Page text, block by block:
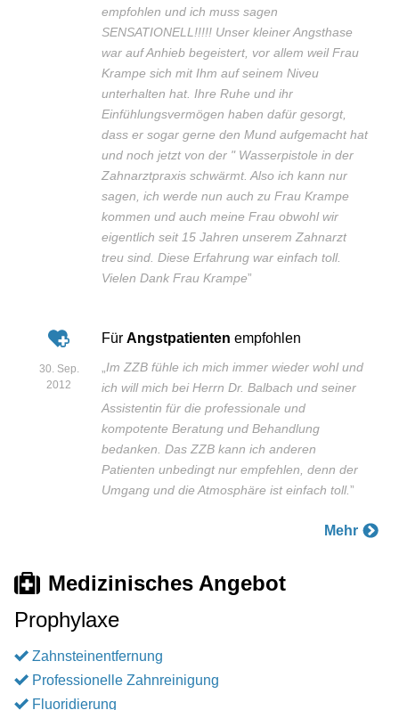
empfohlen und ich muss sagen
SENSATIONELL!!!!! Unser kleiner Angsthase
war auf Anhieb begeistert, vor allem weil Frau
Krampe sich mit Ihm auf seinem Niveu
unterhalten hat. Ihre Ruhe und ihr
Einfühlungsvermögen haben dafür gesorgt,
dass er sogar gerne den Mund aufgemacht hat
und noch jetzt von der " Wasserpistole in der
Zahnarztpraxis schwärmt. Also ich kann nur
sagen, ich werde nun auch zu Frau Krampe
kommen und auch meine Frau obwohl wir
eigentlich seit 15 Jahren unserem Zahnarzt
treu sind. Diese Erfahrung war einfach toll.
Vielen Dank Frau Krampe”
30. Sep.
2012
Für Angstpatienten empfohlen
Im ZZB fühle ich mich immer wieder wohl und
ich will mich bei Herrn Dr. Balbach und seiner
Assistentin für die professionale und
kompotente Beratung und Behandlung
bedanken. Das ZZB kann ich anderen
Patienten unbedingt nur empfehlen, denn der
Umgang und die Atmosphäre ist einfach toll.”
Mehr
Medizinisches Angebot
Prophylaxe
Zahnsteinentfernung
Professionelle Zahnreinigung
Fluoridierung